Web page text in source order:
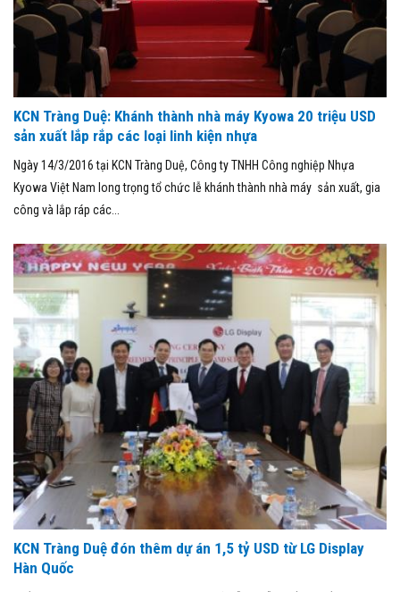
KCN Tràng Duệ: Khánh thành nhà máy Kyowa 20 triệu USD
sản xuất lắp rắp các loại linh kiện nhựa
Ngày 14/3/2016 tại KCN Tràng Duệ, Công ty TNHH Công nghiệp Nhựa
Kyowa Việt Nam long trọng tổ chức lễ khánh thành nhà máy sản xuất, gia
công và lắp ráp các...
KCN Tràng Duệ đón thêm dự án 1,5 tỷ USD từ LG Display
Hàn Quốc